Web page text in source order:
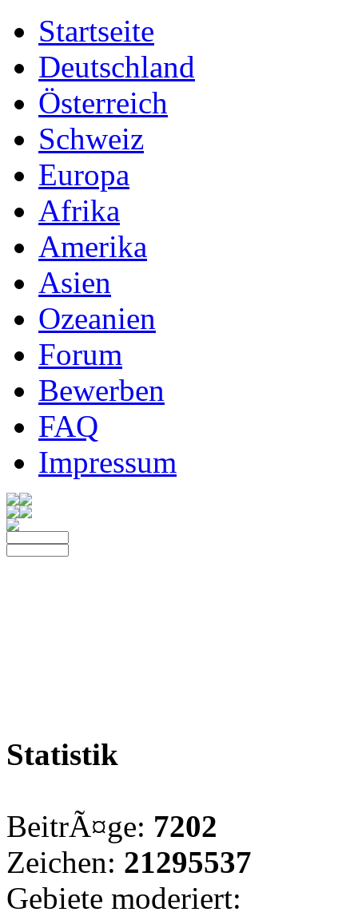
Startseite
Deutschland
Österreich
Schweiz
Europa
Afrika
Amerika
Asien
Ozeanien
Forum
Bewerben
FAQ
Impressum
Statistik
BeitrÃ¤ge: 7202
Zeichen: 21295537
Gebiete moderiert: